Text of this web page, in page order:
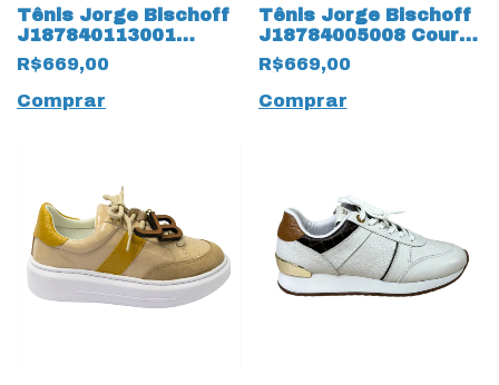
Tênis Jorge Bischoff
J187840113001
16938 Branco
R$669,00
Comprar
Tênis Jorge Bischoff
J18784005008 Couro
Natural 16908 Preto
R$669,00
Comprar